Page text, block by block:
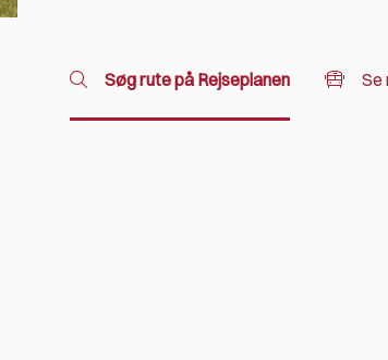
Søg rute på Rejseplanen Se